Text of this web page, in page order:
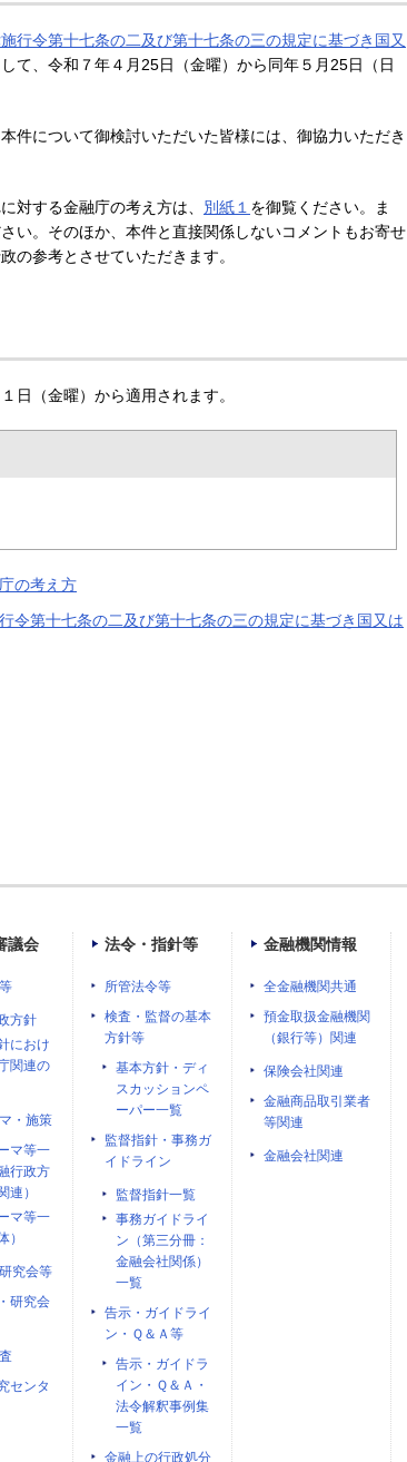
行令第十七条の二及び第十七条の三の規定に基づき国又
て、令和７年４月25日（金曜）から同年５月25日（日
件について御検討いただいた皆様には、御協力いただき
対する金融庁の考え方は、 別紙１ を御覧ください。ま
い。そのほか、本件と直接関係しないコメントもお寄せ
の参考とさせていただきます。
日（金曜）から適用されます。
の考え方
令第十七条の二及び第十七条の三の規定に基づき国又は
議会
方針
におけ
関連の
・施策
マ等一
行政方
連）
マ等一
）
究会等
研究会
センタ
法令・指針等
所管法令等
検査・監督の基本
方針等
基本方針・ディ
スカッションペ
ーパー一覧
監督指針・事務ガ
イドライン
監督指針一覧
事務ガイドライ
ン（第三分冊：
金融会社関係）
一覧
告示・ガイドライ
ン・Ｑ＆Ａ等
告示・ガイドラ
イン・Ｑ＆Ａ・
法令解釈事例集
一覧
金融上の行政処分
金融機関情報
全金融機関共通
預金取扱金融機関
（銀行等）関連
保険会社関連
金融商品取引業者
等関連
金融会社関連